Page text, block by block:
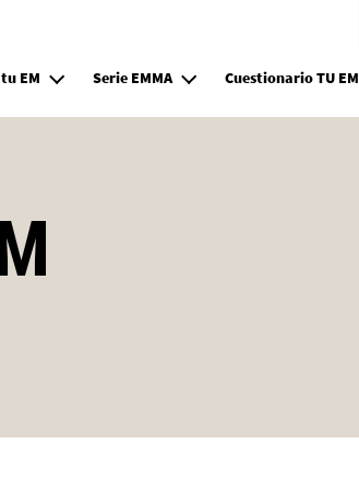
EM Serie EMMA Cuestionario TU EM